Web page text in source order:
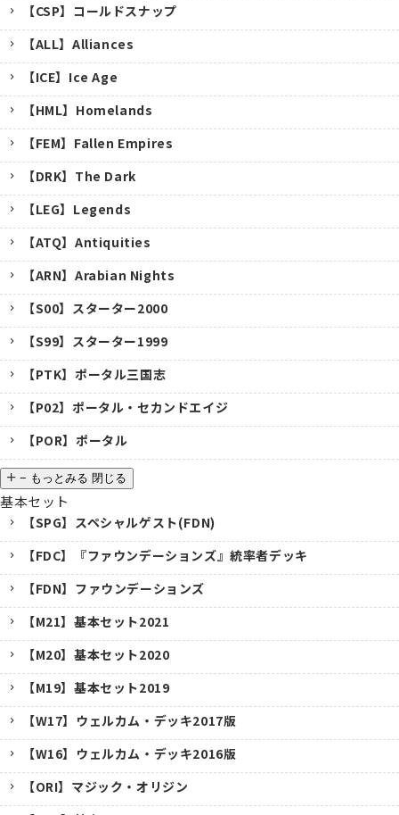
【CSP】コールドスナップ
【ALL】Alliances
【ICE】Ice Age
【HML】Homelands
【FEM】Fallen Empires
【DRK】The Dark
【LEG】Legends
【ATQ】Antiquities
【ARN】Arabian Nights
【S00】スターター2000
【S99】スターター1999
【PTK】ポータル三国志
【P02】ポータル・セカンドエイジ
【POR】ポータル
− もっとみる 閉じる
基本セット
【SPG】スペシャルゲスト(FDN)
【FDC】『ファウンデーションズ』統率者デッキ
【FDN】ファウンデーションズ
【M21】基本セット2021
【M20】基本セット2020
【M19】基本セット2019
【W17】ウェルカム・デッキ2017版
【W16】ウェルカム・デッキ2016版
【ORI】マジック・オリジン